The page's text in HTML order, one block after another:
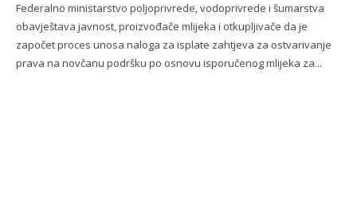
Federalno ministarstvo poljoprivrede, vodoprivrede i šumarstva
obavještava javnost, proizvođače mlijeka i otkupljivače da je
započet proces unosa naloga za isplate zahtjeva za ostvarivanje
prava na novčanu podršku po osnovu isporučenog mlijeka za...